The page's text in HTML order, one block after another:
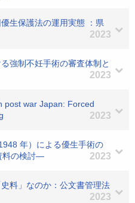
生保護法の運用実態 ：県
2023
強制不妊手術の審査体制と
2023
post war Japan: Forced
2023
年）による優生手術の
料の検討―
2023
料」なのか：公文書管理法
2023